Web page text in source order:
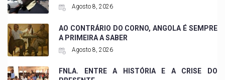
Agosto 8, 2026
AO CONTRÁRIO DO CORNO, ANGOLA É SEMPRE
A PRIMEIRA A SABER
Agosto 8, 2026
FNLA. ENTRE A HISTÓRIA E A CRISE DO